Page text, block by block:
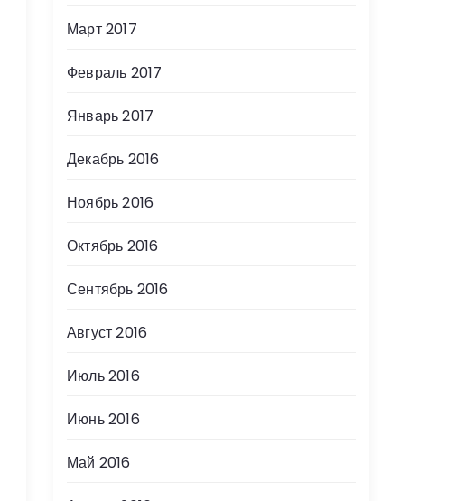
Март 2017
Февраль 2017
Январь 2017
Декабрь 2016
Ноябрь 2016
Октябрь 2016
Сентябрь 2016
Август 2016
Июль 2016
Июнь 2016
Май 2016